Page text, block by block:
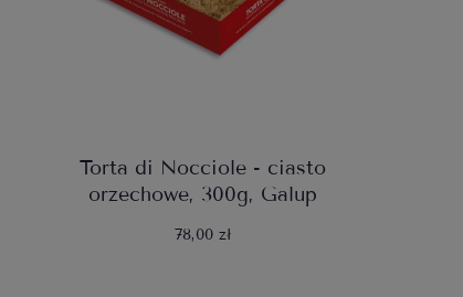
Torta di Nocciole - ciasto
orzechowe, 300g, Galup
78,00 zł